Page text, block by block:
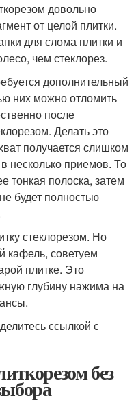
довольно
от целой плитки.
для слома плитки и
чем стеклорез.
дополнительный
них можно отломить
после
Делать это
получается слишком
несколько приемов. То
тонкая полоска, затем
будет полностью
стеклорезом. Но
кафель, советуем
плитке. Это
глубину нажима на
ссылкой с
без